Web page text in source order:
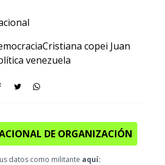
copei Juan
venezuela
DE ORGANIZACIÓN
datos como militante aquí: